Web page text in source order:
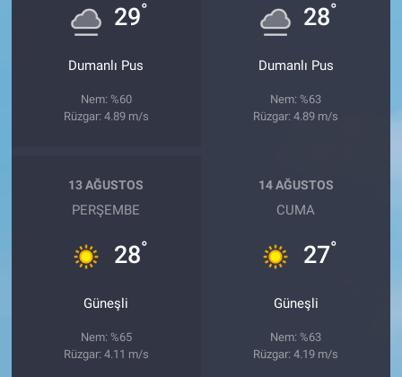
29°
Dumanlı Pus
Nem: %60
Rüzgar: 4.89 m/s
28°
Dumanlı Pus
Nem: %63
Rüzgar: 4.89 m/s
13 AĞUSTOS
PERŞEMBE
28°
Güneşli
Nem: %65
Rüzgar: 4.11 m/s
14 AĞUSTOS
CUMA
27°
Güneşli
Nem: %63
Rüzgar: 4.19 m/s